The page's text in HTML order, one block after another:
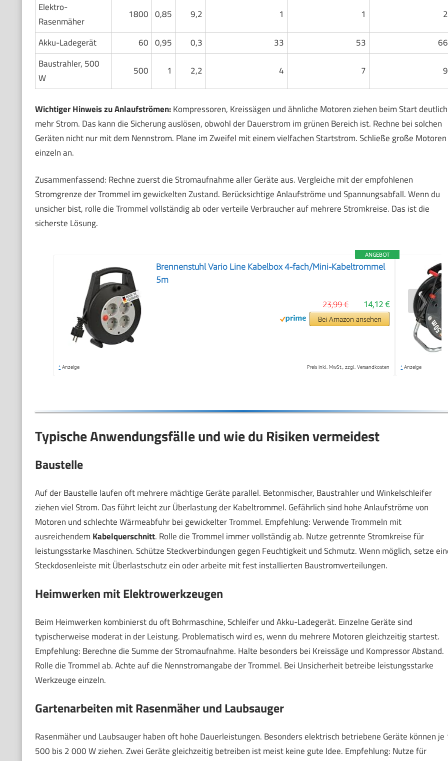
Elektro-
Rasenmäher
1800 0,85 9,2 1 1 2
Akku-Ladegerät 60 0,95 0,3 33 53
66
Baustrahler, 500
W
500 1 2,2 4 7 9
Wichtiger Hinweis zu Anlaufströmen:Kompressoren, Kreissägen und ähnliche Motoren ziehen beim Start deutlich
mehr Strom. Das kann die Sicherung auslösen, obwohl der Dauerstrom im grünen Bereich ist. Rechne bei solchen
Geräten nicht nur mit dem Nennstrom. Plane im Zweifel mit einem vielfachen Startstrom. Schließe große Motoren
einzeln an.
Zusammenfassend: Rechne zuerst die Stromaufnahme aller Geräte aus. Vergleiche mit der empfohlenen
Stromgrenze der Trommel im gewickelten Zustand. Berücksichtige Anlaufströme und Spannungsabfall. Wenn du
unsicher bist, rolle die Trommel vollständig ab oder verteile Verbraucher auf mehrere Stromkreise. Das ist die
sicherste Lösung.
ANGEBOT
Brennenstuhl Vario Line Kabelbox 4-fach/Mini-Kabeltrommel
5m
14,12 €
23,99 €
Bei Amazon ansehen
* Anzeige Preis inkl. MwSt., zzgl. Versandkosten * Anzeige
❯
Typische Anwendungsfälle und wie du Risiken vermeidest
Baustelle
Auf der Baustelle laufen oft mehrere mächtige Geräte parallel. Betonmischer, Baustrahler und Winkelschleifer
ziehen viel Strom. Das führt leicht zur Überlastung der Kabeltrommel. Gefährlich sind hohe Anlaufströme von
Motoren und schlechte Wärmeabfuhr bei gewickelter Trommel. Empfehlung: Verwende Trommeln mit
ausreichendem Kabelquerschnitt. Rolle die Trommel immer vollständig ab. Nutze getrennte Stromkreise für
leistungsstarke Maschinen. Schütze Steckverbindungen gegen Feuchtigkeit und Schmutz. Wenn möglich, setze
Steckdosenleiste mit Überlastschutz ein oder arbeite mit fest installierten Baustromverteilungen.
Heimwerken mit Elektrowerkzeugen
Beim Heimwerken kombinierst du oft Bohrmaschine, Schleifer und Akku-Ladegerät. Einzelne Geräte sind
typischerweise moderat in der Leistung. Problematisch wird es, wenn du mehrere Motoren gleichzeitig startest.
Empfehlung: Berechne die Summe der Stromaufnahme. Halte besonders bei Kreissäge und Kompressor Abstand.
Rolle die Trommel ab. Achte auf die Nennstromangabe der Trommel. Bei Unsicherheit betreibe leistungsstarke
Werkzeuge einzeln.
Gartenarbeiten mit Rasenmäher und Laubsauger
Rasenmäher und Laubsauger haben oft hohe Dauerleistungen. Besonders elektrisch betriebene Geräte können je
500 bis 2 000 W ziehen. Zwei Geräte gleichzeitig betreiben ist meist keine gute Idee. Empfehlung: Nutze für